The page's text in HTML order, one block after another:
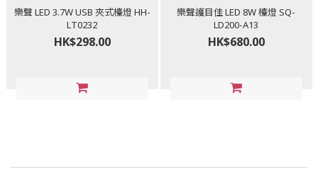
樂聲 LED 3.7W USB 夾式檯燈 HH-
LT0232
HK$298.00
樂聲護目佳 LED 8W 檯燈 SQ-
LD200-A13
HK$680.00